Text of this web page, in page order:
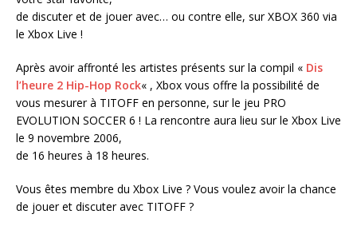
de discuter et de jouer avec… ou contre elle, sur XBOX 360 via
le Xbox Live !
Après avoir affronté les artistes présents sur la compil « Dis
l’heure 2 Hip-Hop Rock« , Xbox vous offre la possibilité de
vous mesurer à TITOFF en personne, sur le jeu PRO
EVOLUTION SOCCER 6 ! La rencontre aura lieu sur le Xbox Live
le 9 novembre 2006,
de 16 heures à 18 heures.
Vous êtes membre du Xbox Live ? Vous voulez avoir la chance
de jouer et discuter avec TITOFF ?